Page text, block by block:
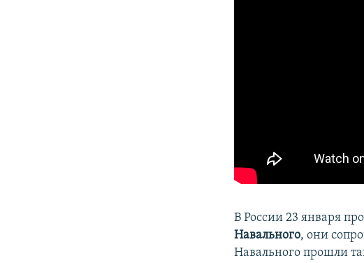
В России 23 января
Навального, они
Навального прошли